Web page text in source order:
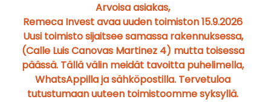
Arvoisa asiakas,
Remeca Invest avaa uuden toimiston 15.9.2026
Uusi toimisto sijaitsee samassa rakennuksessa,
(Calle Luis Canovas Martinez 4) mutta toisessa
päässä. Tällä välin meidät tavoitta puhelimella,
WhatsAppilla ja sähköpostilla. Tervetuloa
tutustumaan uuteen toimistoomme syksyllä.